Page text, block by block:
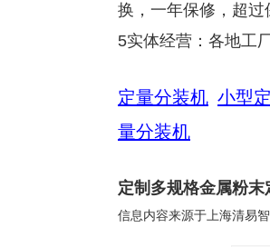
换，一年保修，超
5实体经营：各地工
定量分装机 小型
量分装机
定制多规格金属粉
信息内容来源于上海清易